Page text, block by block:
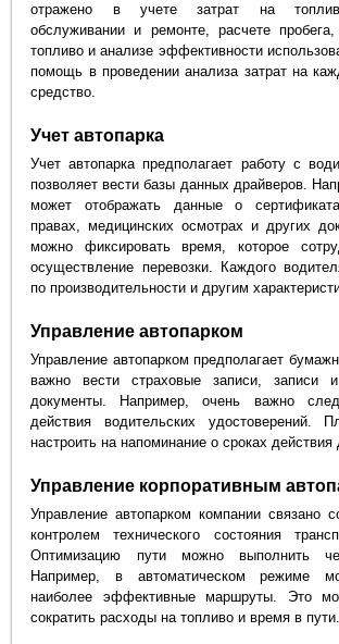
отражено в учете затрат на
обслуживании и ремонте, расчете
топливо и анализе эффективности
помощь в проведении анализа затрат на
средство.
Учет автопарка
Учет автопарка предполагает работу с
позволяет вести базы данных драйверов.
может отображать данные о
правах, медицинских осмотрах и других
можно фиксировать время, которое
осуществление перевозки. Каждого
по производительности и другим
Управление автопарком
Управление автопарком предполагает
важно вести страховые записи, записи
документы. Например, очень важно
действия водительских удостоверений.
настроить на напоминание о сроках действия
Управление корпоративным
Управление автопарком компании связано
контролем технического состояния
Оптимизацию пути можно выполнить
Например, в автоматическом режиме
наиболее эффективные маршруты. Это
сократить расходы на топливо и время в пути.